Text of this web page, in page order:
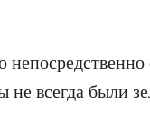
не всегда были